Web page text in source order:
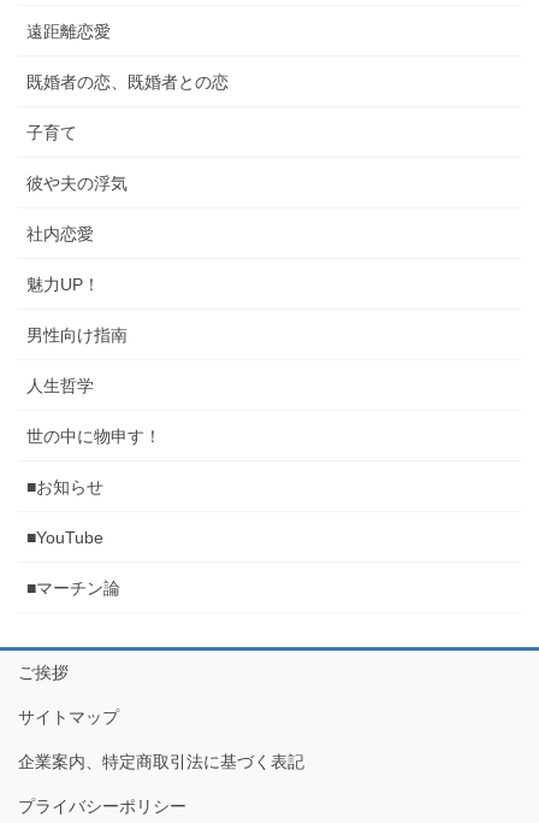
遠距離恋愛
既婚者の恋、既婚者との恋
子育て
彼や夫の浮気
社内恋愛
魅力UP！
男性向け指南
人生哲学
世の中に物申す！
■お知らせ
■YouTube
■マーチン論
ご挨拶
サイトマップ
企業案内、特定商取引法に基づく表記
プライバシーポリシー